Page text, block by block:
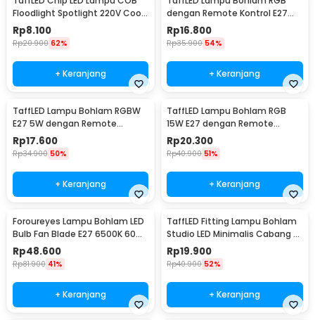
Floodlight Spotlight 220V Cool
White 6000K 50W - COB4060-
AC220-50
Rp8.100
Rp20.900 62%
+ Keranjang
dengan Remote Kontrol E27
3W - BONDA B2
Rp16.800
Rp35.900 54%
+ Keranjang
TaffLED Lampu Bohlam RGBW
E27 5W dengan Remote
Control - A60
Rp17.600
Rp34.900 50%
+ Keranjang
TaffLED Lampu Bohlam RGB
15W E27 dengan Remote
Control - B5
Rp20.300
Rp40.900 51%
+ Keranjang
Foroureyes Lampu Bohlam LED
Bulb Fan Blade E27 6500K 60W
- KK-2560
Rp48.600
Rp81.900 41%
+ Keranjang
TaffLED Fitting Lampu Bohlam
Studio LED Minimalis Cabang 4
E27 220V - HU-400
Rp19.900
Rp40.900 52%
+ Keranjang